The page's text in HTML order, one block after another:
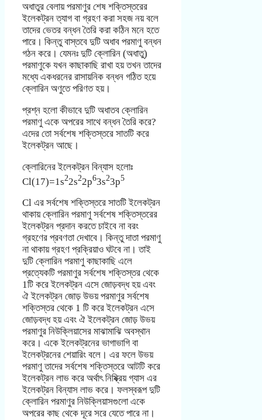
অধাতুর বেলায় পরমাণুর শেষ শক্তিস্তরের
ইলেকট্রন ত্যাগ বা গ্রহণ করা সহজ নয় বলে
তাদের ভেতর বন্ধন তৈরি করা কঠিন মনে হতে
পারে। কিন্তু বাস্তবে দুটি অধাব পরমাণু বন্ধন
গঠন করে। যেমনঃ দুটি ক্লোরিন (অধাতু)
পরমাণুকে যখন কাছাকাছি রাখা হয় তখন তাদের
মধ্যে একধরনের রাসায়নিক বন্ধন গঠিত হয়ে
ক্লোরিন অণুতে পরিণত হয়।
প্রশ্ন হলো কীভাবে দুটি অধাতব ক্লোরিন
পরমাণু একে অপরের সাথে বন্ধন তৈরি করে?
এদের তো সর্বশেষ শক্তিস্তরে সাতটি করে
ইলেকট্রন আছে।
ক্লোরিনের ইলেকট্রন বিন্যাস হলোঃ
Cl(17)=1s22s22p63s23p5
Cl এর সর্বশেষ শক্তিস্তরে সাতটি ইলেকট্রন
থাকায় ক্লোরিন পরমাণু সর্বশেষ শক্তিস্তরের
ইলেকট্রন প্রদান করতে চাইবে না বরং
গ্রহণের প্রবণতা দেখাবে। কিন্তু দাতা পরমাণু
না থাকায় গ্রহণ প্রক্রিয়াও ঘটবে না। তাই
দুটি ক্লোরিন পরমাণু কাছাকাছি এলে
প্রত্যেকটি পরমাণুর সর্বশেষ শক্তিস্তর থেকে
1টি করে ইলেকট্রন এসে জোড়বদ্ধ হয় এবং
ঐ ইলেকট্রন জোড় উভয় পরমাণুর সর্বশেষ
শক্তিস্তর থেকে 1 টি করে ইলেকট্রন এসে
জোড়বদ্ধ হয় এবং ঐ ইলেকট্রন জোড় উভয়
পরমাণুর নিউক্লিয়াসের মাঝামাঝি অবস্থান
করে। একে ইলেকট্রনের ভাগাভাগি বা
ইলেকট্রনের শেয়ারিং বলে। এর ফলে উভয়
পরমাণু তাদের সর্বশেষ শক্তিস্তরে আটটি করে
ইলেকট্রন লাভ করে অর্থাৎ নিষ্ক্রিয় গ্যাস এর
ইলেকট্রন বিন্যাস লাভ করে। ফলস্বরূপ দুটি
ক্লোরিন পরমাণুর নিউক্লিয়াসগুলো একে
অপরের কাছ থেকে দূরে সরে যেতে পারে না।